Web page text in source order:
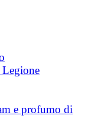
Legione
e profumo di